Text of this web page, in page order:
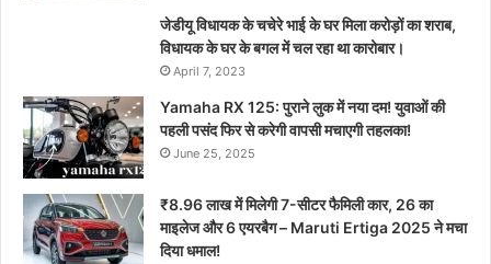
जेडीयू विधायक के चचेरे भाई के घर मिला करोड़ों का शराब,
विधायक के घर के बगल में चल रहा था कारोबार।
April 7, 2023
Yamaha RX 125: पुराने लुक में नया दम! युवाओं की
पहली पसंद फिर से करेगी वापसी मचाएगी तहलका!
June 25, 2025
₹8.96 लाख में मिलेगी 7-सीटर फैमिली कार, 26 का
माइलेज और 6 एयरबैग – Maruti Ertiga 2025 ने मचा
दिया धमाल!